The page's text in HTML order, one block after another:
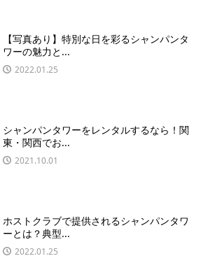
【写真あり】特別な日を彩るシャンパンタ
ワーの魅力と...
2022.01.25
シャンパンタワーをレンタルするなら！関
東・関西でお...
2021.10.01
ホストクラブで提供されるシャンパンタワ
ーとは？典型...
2022.01.25